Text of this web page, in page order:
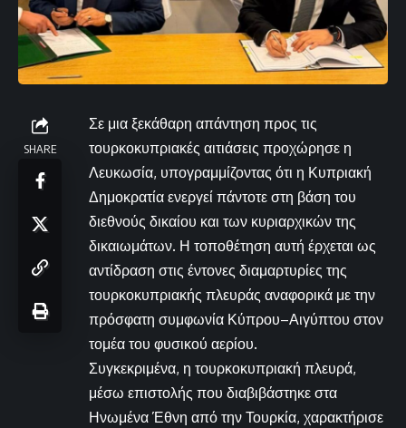
SHARE
Σε μια ξεκάθαρη απάντηση προς τις
τουρκοκυπριακές αιτιάσεις προχώρησε η
Λευκωσία, υπογραμμίζοντας ότι η Κυπριακή
Δημοκρατία ενεργεί πάντοτε στη βάση του
διεθνούς δικαίου και των κυριαρχικών της
δικαιωμάτων. Η τοποθέτηση αυτή έρχεται ως
αντίδραση στις έντονες διαμαρτυρίες της
τουρκοκυπριακής πλευράς αναφορικά με την
πρόσφατη συμφωνία Κύπρου–Αιγύπτου στον
τομέα του φυσικού αερίου.
Συγκεκριμένα, η τουρκοκυπριακή πλευρά,
μέσω επιστολής που διαβιβάστηκε στα
Ηνωμένα Έθνη από την Τουρκία, χαρακτήρισε